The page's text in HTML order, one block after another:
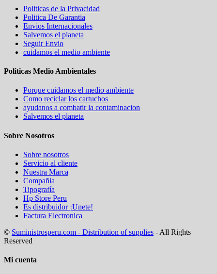
Politicas de la Privacidad
Politica De Garantia
Envios Internacionales
Salvemos el planeta
Seguir Envio
cuidamos el medio ambiente
Politicas Medio Ambientales
Porque cuidamos el medio ambiente
Como reciclar los cartuchos
ayudanos a combatir la contaminacion
Salvemos el planeta
Sobre Nosotros
Sobre nosotros
Servicio al cliente
Nuestra Marca
Compañia
Tipografía
Hp Store Peru
Es distribuidor ¡Unete!
Factura Electronica
© Suministrosperu.com - Distribution of supplies - All Rights
Reserved
Mi cuenta